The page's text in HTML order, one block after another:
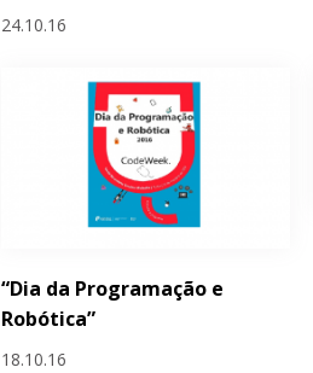
24.10.16
“Dia da Programação e
Robótica”
18.10.16